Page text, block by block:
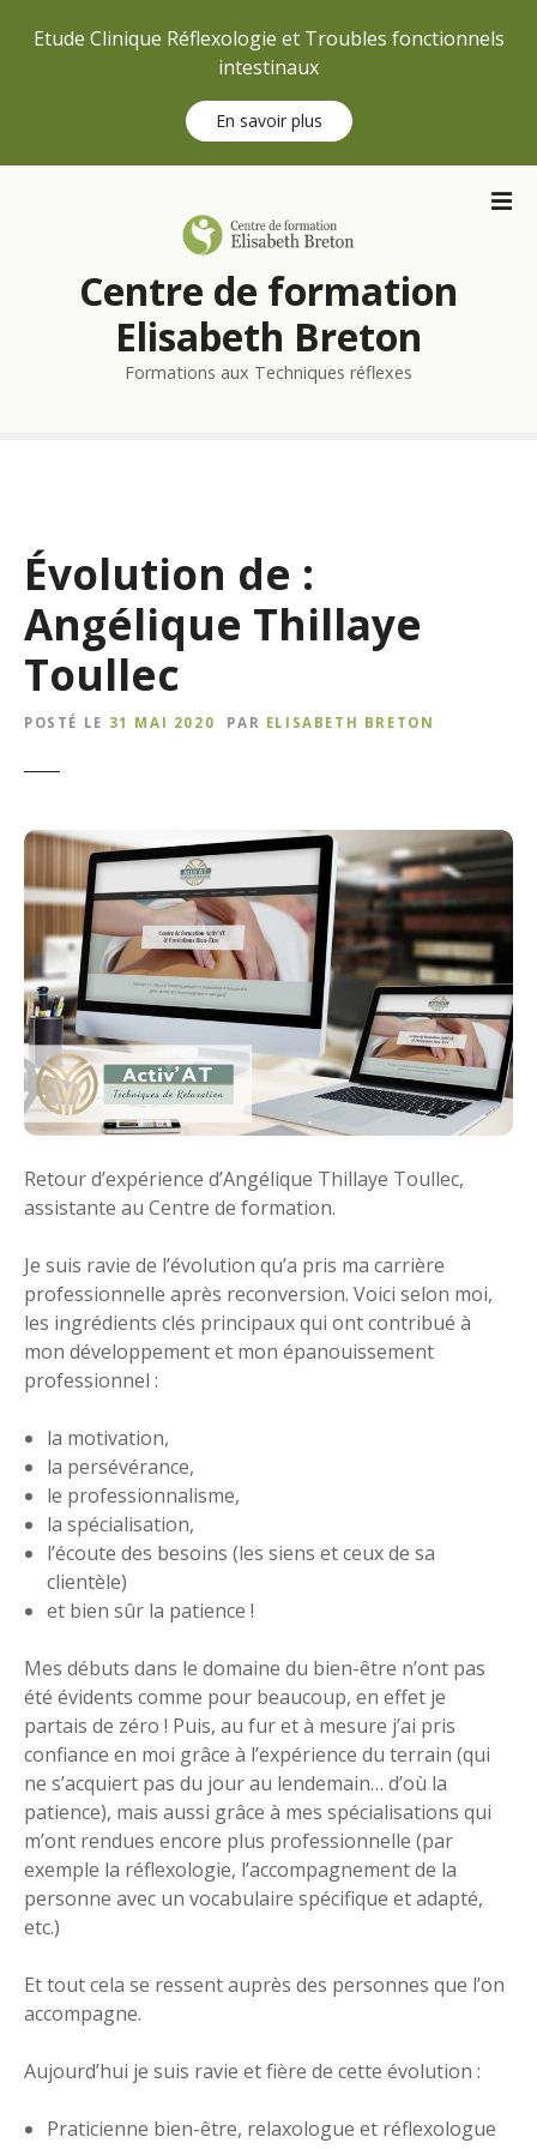
Etude Clinique Réflexologie et Troubles fonctionnels
intestinaux
En savoir plus
Centre de formation
Elisabeth Breton
Formations aux Techniques réflexes
Évolution de :
Angélique Thillaye
Toullec
POSTÉ LE 31 MAI 2020 PAR ELISABETH BRETON
Retour d’expérience d’Angélique Thillaye Toullec,
assistante au Centre de formation.
Je suis ravie de l’évolution qu’a pris ma carrière
professionnelle après reconversion. Voici selon moi,
les ingrédients clés principaux qui ont contribué à
mon développement et mon épanouissement
professionnel :
la motivation,
la persévérance,
le professionnalisme,
la spécialisation,
l’écoute des besoins (les siens et ceux de sa
clientèle)
et bien sûr la patience !
Mes débuts dans le domaine du bien-être n’ont pas
été évidents comme pour beaucoup, en effet je
partais de zéro ! Puis, au fur et à mesure j’ai pris
confiance en moi grâce à l’expérience du terrain (qui
ne s’acquiert pas du jour au lendemain… d’où la
patience), mais aussi grâce à mes spécialisations qui
m’ont rendues encore plus professionnelle (par
exemple la réflexologie, l’accompagnement de la
personne avec un vocabulaire spécifique et adapté,
etc.)
Et tout cela se ressent auprès des personnes que l’on
accompagne.
Aujourd’hui je suis ravie et fière de cette évolution :
Praticienne bien-être, relaxologue et réflexologue